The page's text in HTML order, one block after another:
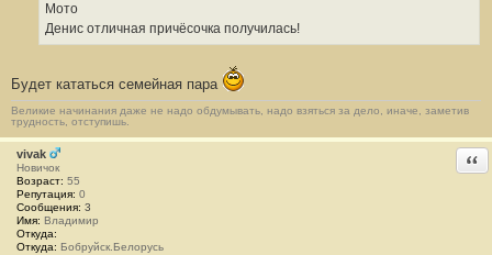
1
Мото
Денис отличная причёсочка получилась!
Будет кататься семейная пара
Великие начинания даже не надо обдумывать, надо взяться за дело, иначе, заметив
трудность, отступишь.
vivak
Новичок
Возраст: 55
Репутация: 0
Сообщения: 3
Имя: Владимир
Откуда:
Откуда: Бобруйск.Белорусь